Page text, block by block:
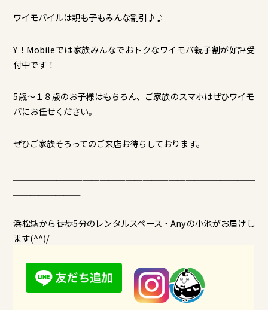
ワイモバイルは親も子もみんな割引♪♪
Y！ Mobileでは家族みんなでおトクなワイモバ親子割が好評受
付中です！
5歳～１８歳のお子様はもちろん、 ご家族のスマホはぜひワイモ
バにお任せください。
ぜひご家族そろってのご来店お待ちしております。
浜松駅から徒歩5分のレンタルスペース・Anyの小池がお届けし
ます(^^)/